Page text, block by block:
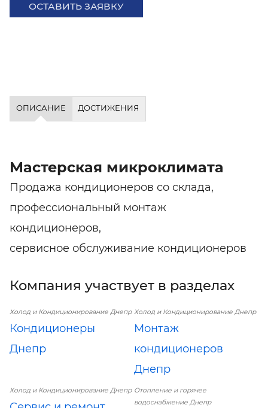
ОСТАВИТЬ ЗАЯВКУ
ОПИСАНИЕ ДОСТИЖЕНИЯ
Мастерская микроклимата
Продажа кондиционеров со склада,
профессиональный монтаж
кондиционеров,
сервисное обслуживание кондиционеров
Компания участвует в разделах
Холод и Кондиционирование Днепр
Кондиционеры
Днепр
Холод и Кондиционирование Днепр
Монтаж
кондиционеров
Днепр
Холод и Кондиционирование Днепр Отопление и горячее
водоснабжение Днепр